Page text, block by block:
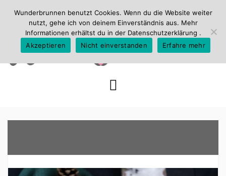
Wunderbrunnen benutzt Cookies. Wenn du die Website weiter
nutzt, gehe ich von deinem Einverständnis aus. Mehr
Informationen erhältst du in der Datenschutzerklärung .
Akzeptieren
Nicht einverstanden Erfahre mehr